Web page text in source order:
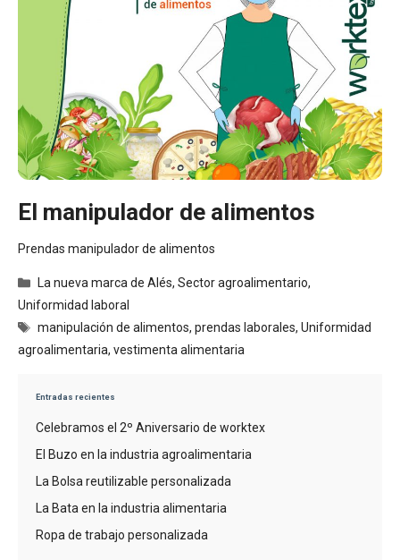
El manipulador de alimentos
Prendas manipulador de alimentos
Categorías
La nueva marca de Alés,Sector agroalimentario,
Uniformidad laboral
Etiquetas
manipulación de alimentos,prendas laborales,Uniformidad
agroalimentaria, vestimenta alimentaria
Entradas recientes
Celebramos el 2º Aniversario de worktex
El Buzo en la industria agroalimentaria
La Bolsa reutilizable personalizada
La Bata en la industria alimentaria
Ropa de trabajo personalizada